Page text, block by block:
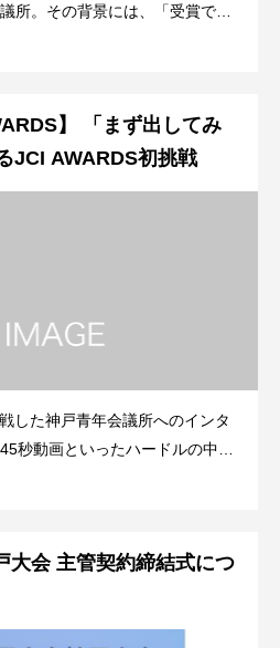
所。その背景には、「受賞でき
しなければならない」という覚
】 「まず出してみ
JCI AWARDS初挑戦
した神戸青年会議所へのインタ
秒動画といったハードルの中
きた「評価される事業の視点」
アルをお
大会 主管契約締結式につ